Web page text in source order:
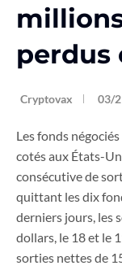
perdus
Cryptovax 03/
Les fonds
cotés aux États-
consécutive de
quittant les dix
derniers jours, les
dollars, le 18 et le
sorties nettes de